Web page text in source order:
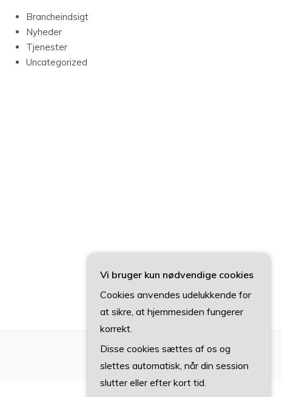
Brancheindsigt
Nyheder
Tjenester
Uncategorized
Vi bruger kun nødvendige cookies
Cookies anvendes udelukkende for
at sikre, at hjemmesiden fungerer
korrekt.
Disse cookies sættes af os og
slettes automatisk, når din session
slutter eller efter kort tid.